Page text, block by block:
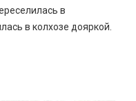
в
в колхозе дояркой.